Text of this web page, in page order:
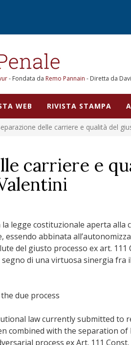
- Fondata da Remo Pannain - Diretta da
WEB RIVISTA STAMPA
delle carriere e qualità del
carriere e
legge costituzionale aperta
essendo abbinata
del giusto processo ex art. 111
di una virtuosa sinergia
due process
law currently submitted to
combined with the separation
process ex Art. 111